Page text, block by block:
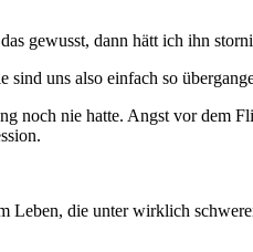
gewusst, dann hätt ich ihn
uns also einfach so
noch nie hatte. Angst vor dem
die unter wirklich